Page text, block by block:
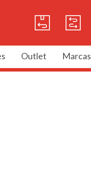
Outlet Marcas